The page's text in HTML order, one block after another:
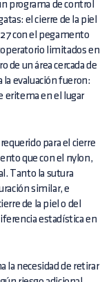
programa de control
el cierre de la piel
con el pegamento
limitados en
de un área cercada de
la evaluación fueron:
eritema en el lugar
para el cierre
que con el nylon,
Tanto la sutura
similar, e
de la piel o del
estadística en
la necesidad de retirar